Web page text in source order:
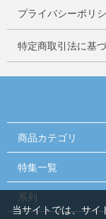
プライバシーポリ
特定商取引法に基
商品カテゴリ
特集一覧
系列
当サイトでは、サイ